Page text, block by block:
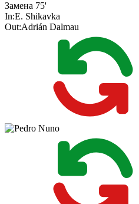
Замена 75'
In:E. Shikavka
Out:Adrián Dalmau